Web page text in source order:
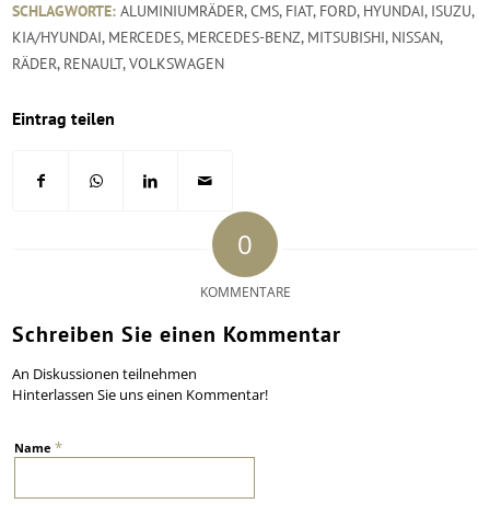
SCHLAGWORTE: ALUMINIUMRÄDER,CMS, FIAT, FORD, HYUNDAI, ISUZU,
KIA/HYUNDAI, MERCEDES, MERCEDES-BENZ, MITSUBISHI, NISSAN,
RÄDER, RENAULT,VOLKSWAGEN
Eintrag teilen
0
KOMMENTARE
Schreiben Sie einen Kommentar
An Diskussionen teilnehmen
Hinterlassen Sie uns einen Kommentar!
Name*